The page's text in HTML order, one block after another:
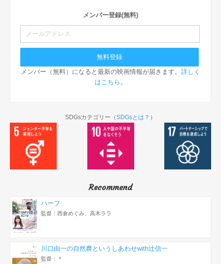
メンバー登録(無料)
メンバー（無料）になると最新の映画情報が届きます。 詳しく
はこちら 。
SDGsカテゴリー（SDGsとは？ ）
Recommend
ハーフ
監督：西倉めぐみ、高木ララ
川口由一の自然農というしあわせwith辻信一
監督：＊